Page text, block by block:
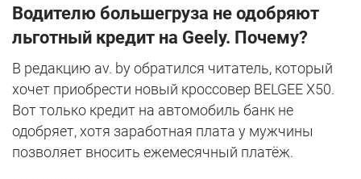
Водителю большегруза не одобряют
льготный кредит на Geely. Почему?
В редакцию av. by обратился читатель, который
хочет приобрести новый кроссовер BELGEE X50.
Вот только кредит на автомобиль банк не
одобряет, хотя заработная плата у мужчины
позволяет вносить ежемесячный платёж.